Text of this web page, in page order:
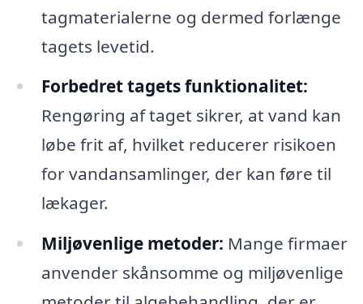
tagmaterialerne og dermed forlænge
tagets levetid.
Forbedret tagets funktionalitet:
Rengøring af taget sikrer, at vand kan
løbe frit af, hvilket reducerer risikoen
for vandansamlinger, der kan føre til
lækager.
Miljøvenlige metoder: Mange firmaer
anvender skånsomme og miljøvenlige